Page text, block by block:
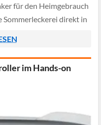
für den Heimgebrauch
Sommerleckerei direkt in
im Hands-on